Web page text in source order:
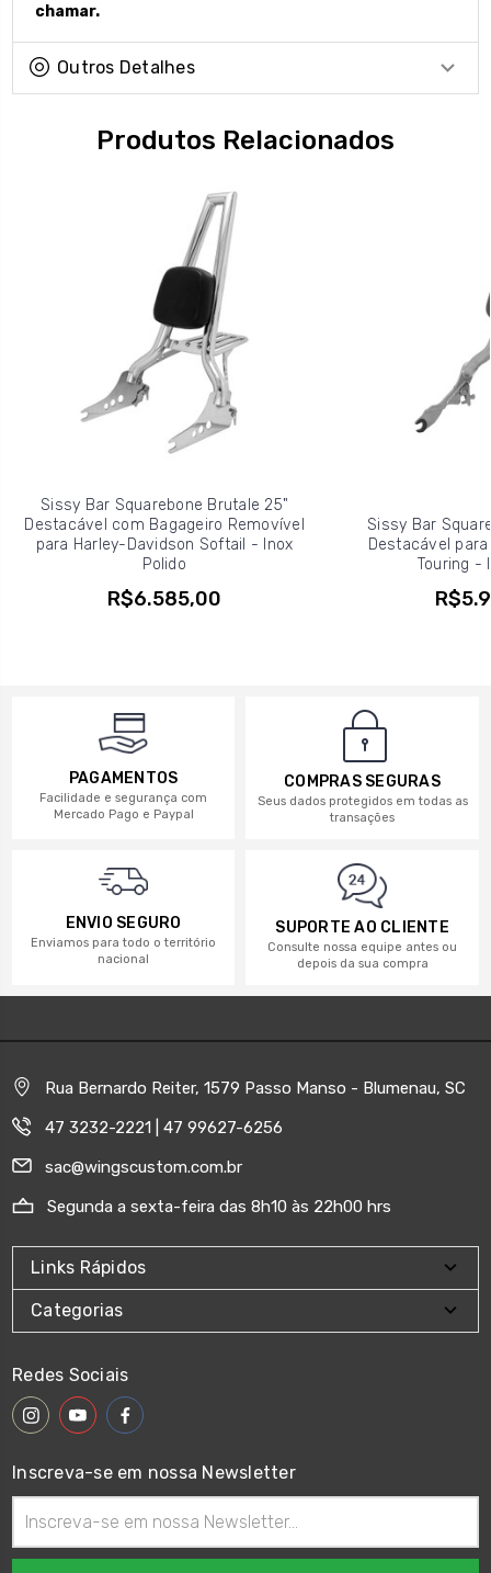
chamar.
Outros Detalhes
Produtos Relacionados
Sissy Bar Squarebone Brutale 25"
Destacável com Bagageiro Removível
para Harley-Davidson Softail - Inox
Polido
R$6.585,00
Sissy Bar
Destacável
Touring -
PAGAMENTOS
Facilidade e segurança com
Mercado Pago e Paypal
COMPRAS SEGURAS
Seus dados protegidos em todas as
transações
ENVIO SEGURO
Enviamos para todo o território
nacional
SUPORTE AO CLIENTE
Consulte nossa equipe antes ou
depois da sua compra
Rua Bernardo Reiter, 1579 Passo Manso - Blumenau, SC
47 3232-2221 | 47 99627-6256
sac@wingscustom.com.br
Segunda a sexta-feira das 8h10 às 22h00 hrs
Links Rápidos
Categorias
Redes Sociais
Inscreva-se em nossa Newsletter
de
email